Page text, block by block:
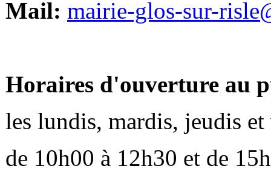
Mail: mairie-glos-sur-
Horaires d'ouverture au
les lundis, mardis, jeudis et
de 10h00 à 12h30 et de